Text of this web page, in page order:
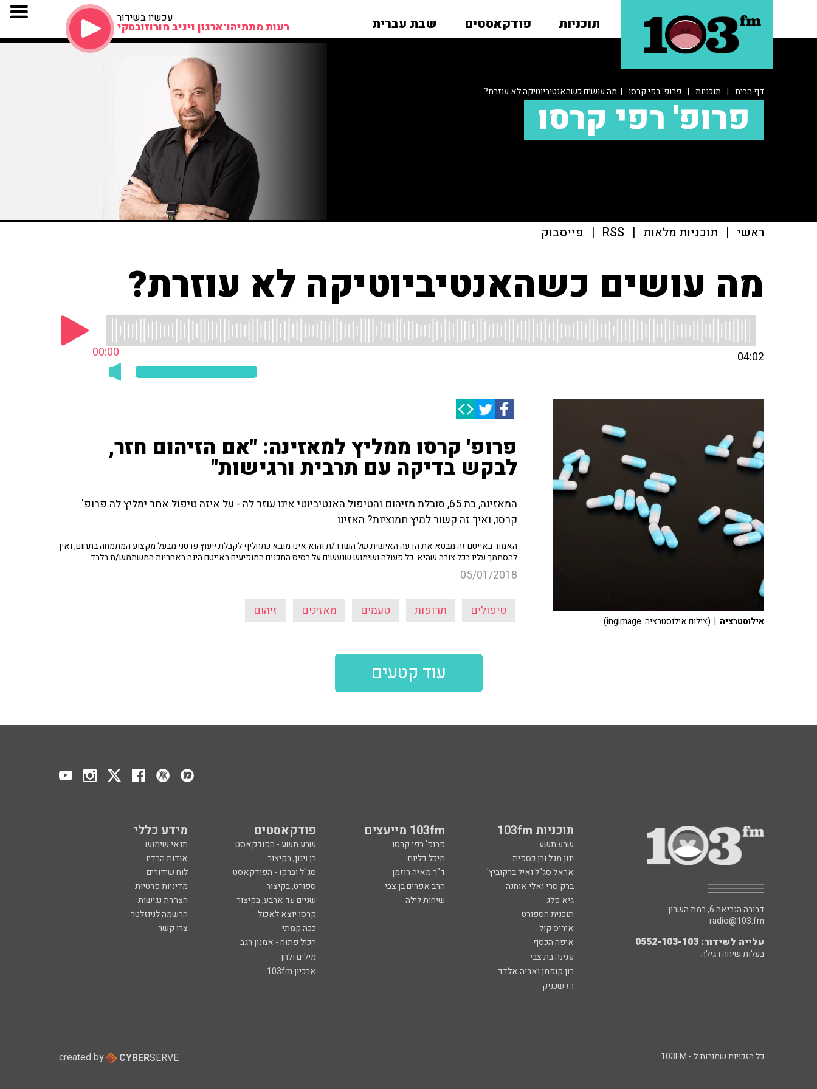
תוכניות פודקאסטים שבת עברית עכשיו בשידור
רעות מתתיהו־ארגון ויניב מורוזובסקי
דף הבית | תוכניות | פרופ' רפי קרסו | מה עושים כשהאנטיביוטיקה לא עוזרת?
פרופ' רפי קרסו
ראשי | תוכניות מלאות |
RSS
| פייסבוק
מה עושים כשהאנטיביוטיקה לא עוזרת?
00:00 04:02
פרופ' קרסו ממליץ למאזינה: "אם הזיהום חזר,
לבקש בדיקה עם תרבית ורגישות"
המאזינה, בת 65, סובלת מזיהום והטיפול האנטיביוטי אינו עוזר לה - על איזה טיפול אחר ימליץ לה פרופ'
קרסו, ואיך זה קשור למיץ חמוציות? האזינו
האמור באייטם זה מבטא את הדעה האישית של השדר/ת והוא אינו מובא כתחליף לקבלת ייעוץ פרטני מבעל מקצוע המתמחה בתחום, ואין
להסתמך עליו בכל צורה שהיא. כל פעולה ושימוש שנעשים על בסיס התכנים המופיעים באייטם הינה באחריות המשתמש/ת בלבד.
05/01/2018
טיפולים תרופות טעמים מאזינים זיהום
אילוסטרציה | (צילום אילוסטרציה: ingimage)
עוד קטעים
תוכניות 103fm 103fm מייעצים פודקאסטים מידע כללי
שבע תשע פרופ' רפי קרסו שבע תשע - הפודקאסט
תנאי שימוש
ינון מגל ובן כספית
מיכל דליות בן וינון, בקיצור
אודות הרדיו
אראל סג"ל ואיל ברקוביץ'
ד"ר מאיה רוזמן סג"ל וברקו - הפודקאסט
לוח שידורים
ברק סרי ואלי אוחנה
הרב אפרים בן צבי ספורט, בקיצור
מדיניות פרטיות
גיא פלג
שיחות לילה שניים עד ארבע, בקיצור
הצהרת נגישות
תוכנית הספורט
קרסו יוצא לאכול
הרשמה לניוזלטר
איריס קול
ככה קמתי
צרו קשר
איפה הכסף
הכול פתוח - אמנון רגב
פנינה בת צבי
מילים ולחן
רון קופמן ואריה אלדד
ארכיון 103fm
רז שכניק
דבורה הנביאה 6, רמת השרון
radio@103.fm
עלייה לשידור: 0552-103-103
בעלות שיחה רגילה
כל הזכויות שמורות ל - 103FM created by CYBERSERVE